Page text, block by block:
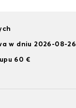
w dniu 2026-08-26
60 €